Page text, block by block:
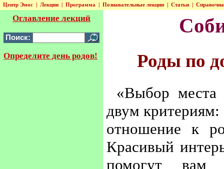
Центр Эмос Лекции Программа Познавательные лекции Статьи
Оглавление лекций
Поиск:
Определите день родов! Роды по
«Выбор места
двум критериям:
отношение к
Красивый
помогут